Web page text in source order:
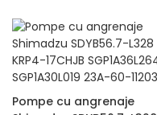
Pompe cu angrenaje